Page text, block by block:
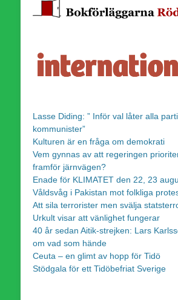
Lasse Diding: ” Inför val låter alla
kommunister”
Kulturen är en fråga om demokrati
Vem gynnas av att regeringen
framför järnvägen?
Enade för KLIMATET den 22, 23
Våldsvåg i Pakistan mot folkliga
Att sila terrorister men svälja
Urkult visar att vänlighet fungerar
40 år sedan Aitik-strejken: Lars
om vad som hände
Ceuta – en glimt av hopp för Tidö
Stödgala för ett Tidöbefriat Sverige